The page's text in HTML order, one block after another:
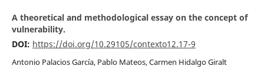
A theoretical and methodological essay on the concept of
vulnerability.
DOI: https://doi.org/10.29105/contexto12.17-9
Antonio Palacios García, Pablo Mateos, Carmen Hidalgo Giralt